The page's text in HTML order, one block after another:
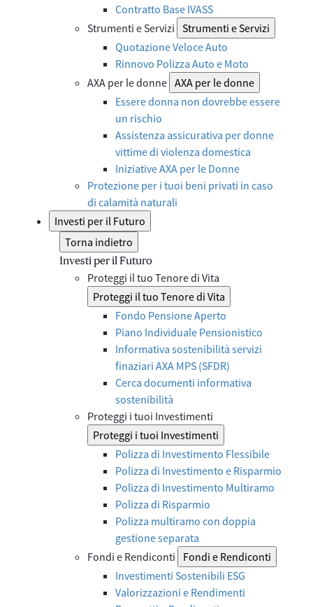
Contratto Base IVASS
Strumenti e Servizi Strumenti e Servizi
Quotazione Veloce Auto
Rinnovo Polizza Auto e Moto
AXA per le donne AXA per le donne
Essere donna non dovrebbe essere
un rischio
Assistenza assicurativa per donne
vittime di violenza domestica
Iniziative AXA per le Donne
Protezione per i tuoi beni privati in caso
di calamità naturali
Investi per il Futuro
Torna indietro
Investi per il Futuro
Proteggi il tuo Tenore di Vita
Proteggi il tuo Tenore di Vita
Fondo Pensione Aperto
Piano Individuale Pensionistico
Informativa sostenibilità servizi
finaziari AXA MPS (SFDR)
Cerca documenti informativa
sostenibilità
Proteggi i tuoi Investimenti
Proteggi i tuoi Investimenti
Polizza di Investimento Flessibile
Polizza di Investimento e Risparmio
Polizza di Investimento Multiramo
Polizza di Risparmio
Polizza multiramo con doppia
gestione separata
Fondi e Rendiconti
Fondi e Rendiconti
Investimenti Sostenibili ESG
Valorizzazioni e Rendimenti